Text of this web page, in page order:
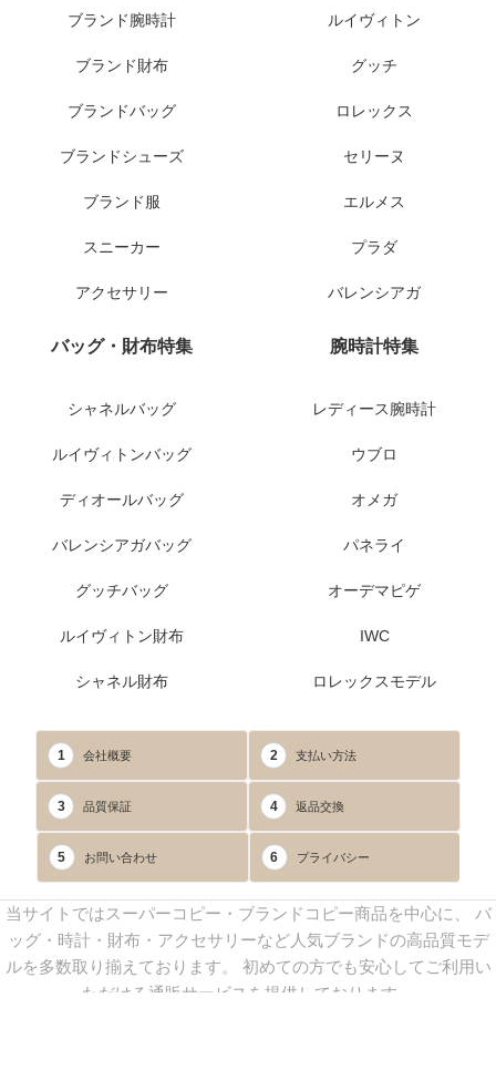
ブランド腕時計
ブランド財布
ブランドバッグ
ブランドシューズ
ブランド服
スニーカー
アクセサリー
ルイヴィトン
グッチ
ロレックス
セリーヌ
エルメス
プラダ
バレンシアガ
バッグ・財布特集
シャネルバッグ
ルイヴィトンバッグ
ディオールバッグ
バレンシアガバッグ
グッチバッグ
ルイヴィトン財布
シャネル財布
腕時計特集
レディース腕時計
ウブロ
オメガ
パネライ
オーデマピゲ
IWC
ロレックスモデル
1 会社概要 2 支払い方法
3 品質保証 4 返品交換
5 お問い合わせ 6 プライバシー
当サイトではスーパーコピー・ブランドコピー商品を中心に、 バ
ッグ・時計・財布・アクセサリーなど人気ブランドの高品質モデ
ルを多数取り揃えております。 初めての方でも安心してご利用い
ただける通販サービスを提供しております。